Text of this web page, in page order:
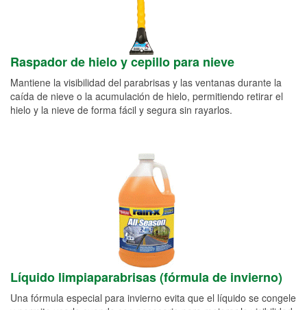
Raspador de hielo y cepillo para nieve
Mantiene la visibilidad del parabrisas y las ventanas durante la
caída de nieve o la acumulación de hielo, permitiendo retirar el
hielo y la nieve de forma fácil y segura sin rayarlos.
Líquido limpiaparabrisas (fórmula de invierno)
Una fórmula especial para invierno evita que el líquido se congele